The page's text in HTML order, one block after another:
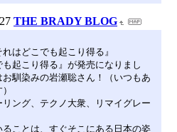
THE BRADY BLOG
はどこでも起こり得る』
起こり得る』が発売になりまし
馴染みの岩瀬聡さん！（いつもあ
ング、テクノ大衆、リマイグレー
ことは、すぐそこにある日本の姿